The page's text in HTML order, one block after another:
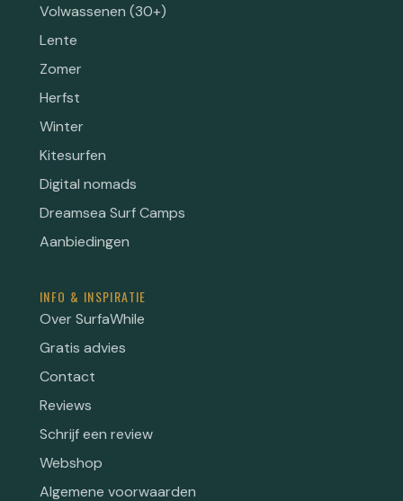
Volwassenen (30+)
Lente
Zomer
Herfst
Winter
Kitesurfen
Digital nomads
Dreamsea Surf Camps
Aanbiedingen
INFO & INSPIRATIE
Over SurfaWhile
Gratis advies
Contact
Reviews
Schrijf een review
Webshop
Algemene voorwaarden